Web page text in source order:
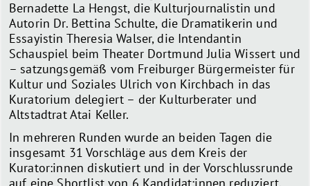
Bernadette La Hengst, die Kulturjournalistin und
Autorin Dr. Bettina Schulte, die Dramatikerin und
Essayistin Theresia Walser, die Intendantin
Schauspiel beim Theater Dortmund Julia Wissert und
– satzungsgemäß vom Freiburger Bürgermeister für
Kultur und Soziales Ulrich von Kirchbach in das
Kuratorium delegiert – der Kulturberater und
Altstadtrat Atai Keller.
In mehreren Runden wurde an beiden Tagen die
insgesamt 31 Vorschläge aus dem Kreis der
Kurator:innen diskutiert und in der Vorschlussrunde
auf eine Shortlist von 6 Kandidat:innen reduziert.